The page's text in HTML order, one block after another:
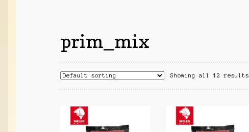
prim_mix
Showing all 12 results